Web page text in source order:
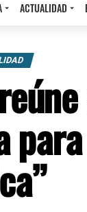
ACTUALIDAD